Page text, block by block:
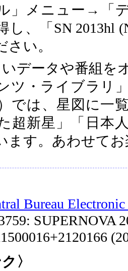
」メニュー→「
し、「SN 2013hl
い。
データや番組を
ツ・ライブラリ
では、星図に一
超新星」「日本
ます。あわせて
Bureau Electronic
SUPERNOVA
〉